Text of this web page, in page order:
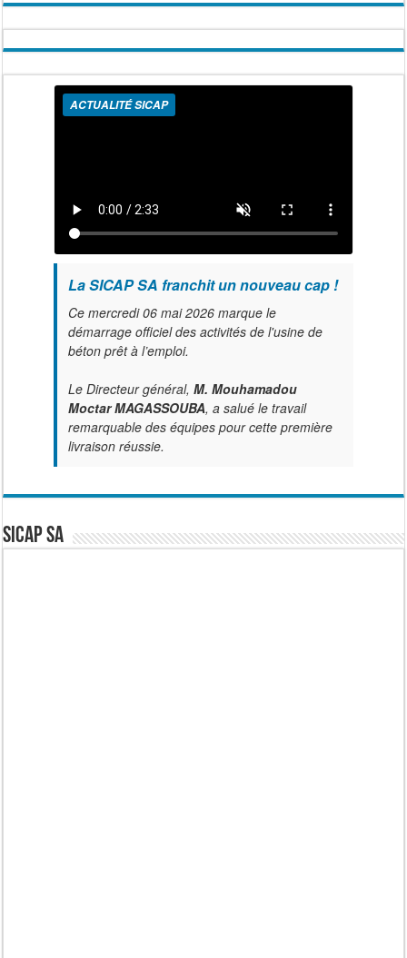
ACTUALITÉ SICAP
La SICAP SA franchit un nouveau cap !
Ce mercredi 06 mai 2026 marque le
démarrage officiel des activités de l'usine de
béton prêt à l’emploi.
Le Directeur général, M. Mouhamadou
Moctar MAGASSOUBA, a salué le travail
remarquable des équipes pour cette première
livraison réussie.
SICAP SA